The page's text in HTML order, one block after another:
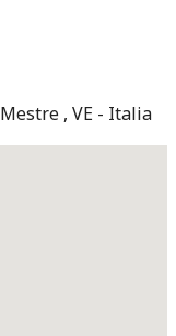
Mestre , VE Italia